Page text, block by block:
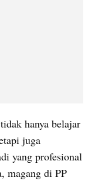
hanya belajar
juga
yang profesional
magang di PP